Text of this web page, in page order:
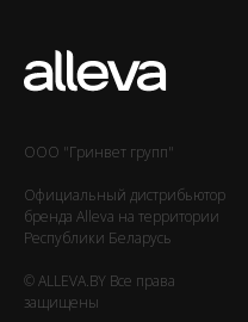
ООО "Гринвет групп"
Официальный дистрибьютор
бренда Alleva на территории
Республики Беларусь
© ALLEVA.BY Все права
защищены